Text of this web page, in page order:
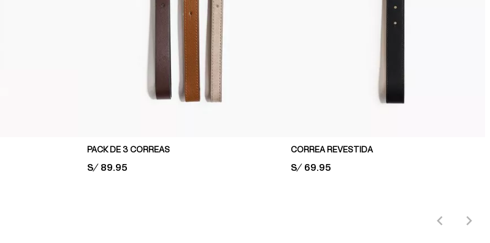
PACK DE 3 CORREAS
PRICE:
S/ 89.95
CORREA REVESTIDA
PRICE:
S/ 69.95